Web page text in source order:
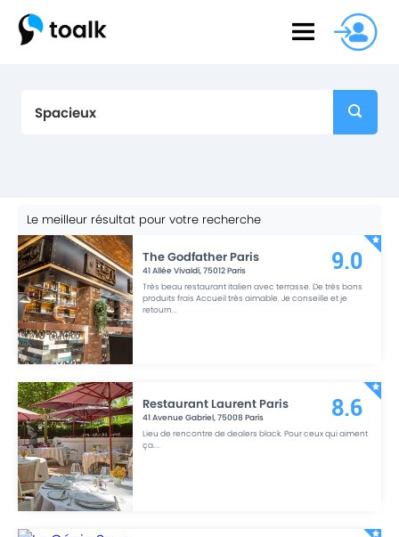
Le meilleur résultat pour votre recherche
The Godfather Paris
41 Allée Vivaldi,75012Paris
Très beau restaurant italien avec terrasse. De très bons
produits frais Accueil très aimable. Je conseille et je
retourn...
9.0
Restaurant Laurent Paris
41 Avenue Gabriel,75008 Paris
Lieu de rencontre de dealers black. Pour ceux qui aiment
ça....
8.6